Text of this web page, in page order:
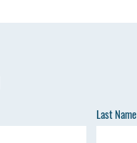
Last Name